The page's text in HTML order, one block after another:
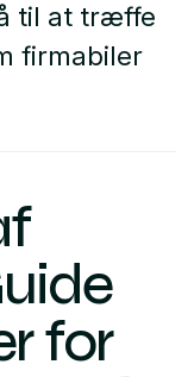
til at træffe
firmabiler
for